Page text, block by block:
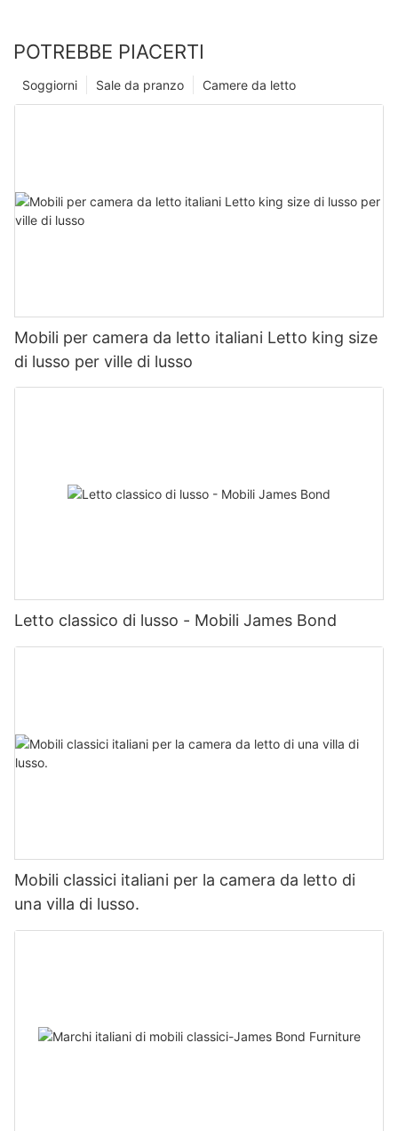
POTREBBE PIACERTI
Camere da letto
Sale da pranzo
Soggiorni
Mobili per camera da letto italiani Letto king size
di lusso per ville di lusso
Letto classico di lusso - Mobili James Bond
Mobili classici italiani per la camera da letto di
una villa di lusso.